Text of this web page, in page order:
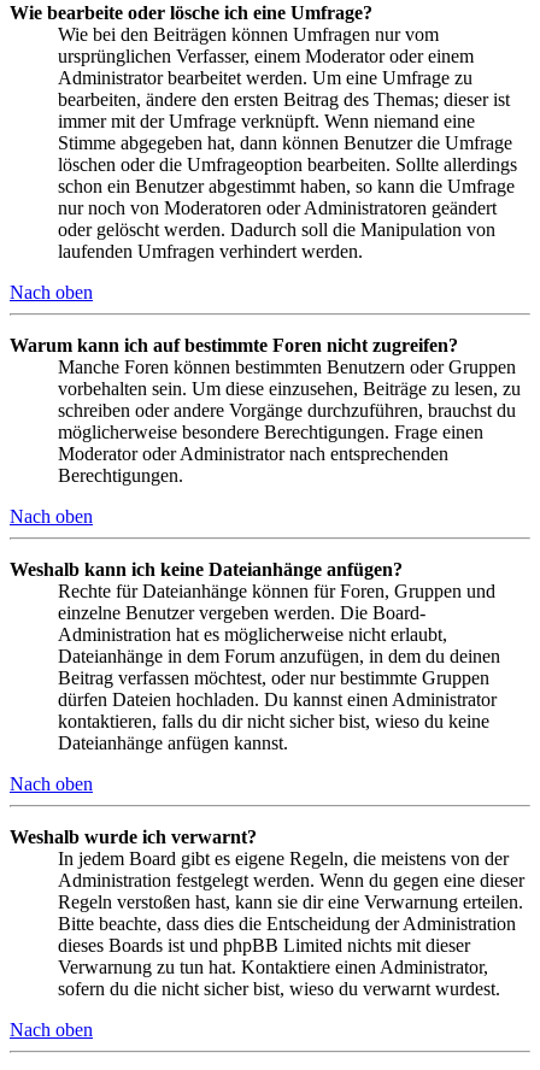
Wie bearbeite oder lösche ich eine Umfrage?
Wie bei den Beiträgen können Umfragen nur vom
ursprünglichen Verfasser, einem Moderator oder einem
Administrator bearbeitet werden. Um eine Umfrage zu
bearbeiten, ändere den ersten Beitrag des Themas; dieser ist
immer mit der Umfrage verknüpft. Wenn niemand eine
Stimme abgegeben hat, dann können Benutzer die Umfrage
löschen oder die Umfrageoption bearbeiten. Sollte allerdings
schon ein Benutzer abgestimmt haben, so kann die Umfrage
nur noch von Moderatoren oder Administratoren geändert
oder gelöscht werden. Dadurch soll die Manipulation von
laufenden Umfragen verhindert werden.
Nach oben
Warum kann ich auf bestimmte Foren nicht zugreifen?
Manche Foren können bestimmten Benutzern oder Gruppen
vorbehalten sein. Um diese einzusehen, Beiträge zu lesen, zu
schreiben oder andere Vorgänge durchzuführen, brauchst du
möglicherweise besondere Berechtigungen. Frage einen
Moderator oder Administrator nach entsprechenden
Berechtigungen.
Nach oben
Weshalb kann ich keine Dateianhänge anfügen?
Rechte für Dateianhänge können für Foren, Gruppen und
einzelne Benutzer vergeben werden. Die Board-
Administration hat es möglicherweise nicht erlaubt,
Dateianhänge in dem Forum anzufügen, in dem du deinen
Beitrag verfassen möchtest, oder nur bestimmte Gruppen
dürfen Dateien hochladen. Du kannst einen Administrator
kontaktieren, falls du dir nicht sicher bist, wieso du keine
Dateianhänge anfügen kannst.
Nach oben
Weshalb wurde ich verwarnt?
In jedem Board gibt es eigene Regeln, die meistens von der
Administration festgelegt werden. Wenn du gegen eine dieser
Regeln verstoßen hast, kann sie dir eine Verwarnung erteilen.
Bitte beachte, dass dies die Entscheidung der Administration
dieses Boards ist und phpBB Limited nichts mit dieser
Verwarnung zu tun hat. Kontaktiere einen Administrator,
sofern du die nicht sicher bist, wieso du verwarnt wurdest.
Nach oben